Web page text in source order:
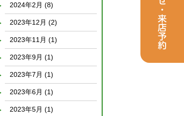
2024年2月 (8)
2023年12月 (2)
2023年11月 (1)
2023年9月 (1)
2023年7月 (1)
2023年6月 (1)
2023年5月 (1)